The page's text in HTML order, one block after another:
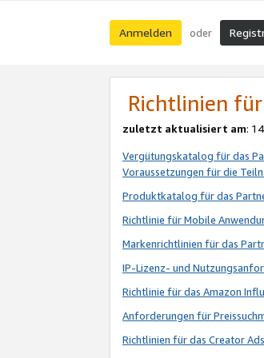
Anmelden oder
Richtlinien
zuletzt aktualisiert am:
Vergütungskatalog für das
Voraussetzungen für die
Produktkatalog für das
Richtlinie für Mobile
Markenrichtlinien für das
IP-Lizenz- und
Richtlinie für das Amazon
Anforderungen für
Richtlinien für das Creator